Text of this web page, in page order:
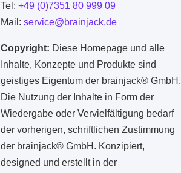
Tel:+49 (0)7351 80 999 09
Mail:service@brainjack.de
Copyright: Diese Homepage und alle
Inhalte, Konzepte und Produkte sind
geistiges Eigentum der brainjack® GmbH.
Die Nutzung der Inhalte in Form der
Wiedergabe oder Vervielfältigung bedarf
der vorherigen, schriftlichen Zustimmung
der brainjack® GmbH. Konzipiert,
designed und erstellt in der